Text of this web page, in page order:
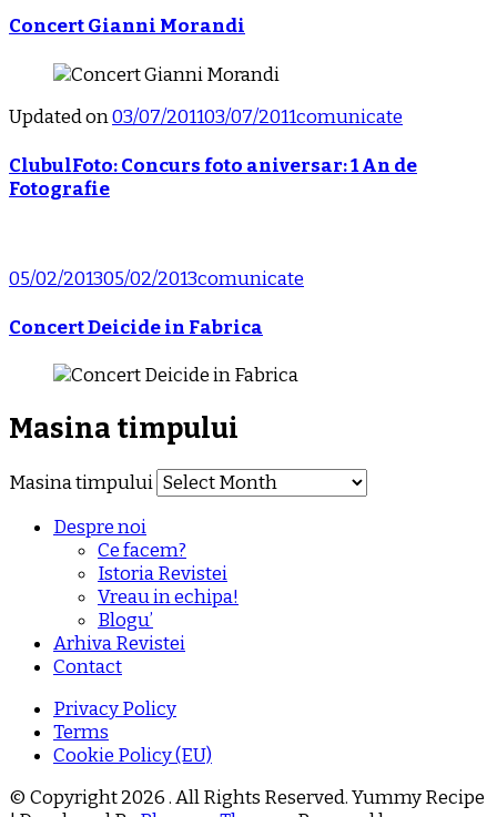
Concert Gianni Morandi
Updated on03/07/201103/07/2011comunicate
ClubulFoto: Concurs foto aniversar: 1 An de
Fotografie
05/02/201305/02/2013comunicate
Concert Deicide in Fabrica
Masina timpului
Masina timpului
Despre noi
Ce facem?
Istoria Revistei
Vreau in echipa!
Blogu’
Arhiva Revistei
Contact
Privacy Policy
Terms
Cookie Policy (EU)
© Copyright 2026. All Rights Reserved.Yummy Recipe